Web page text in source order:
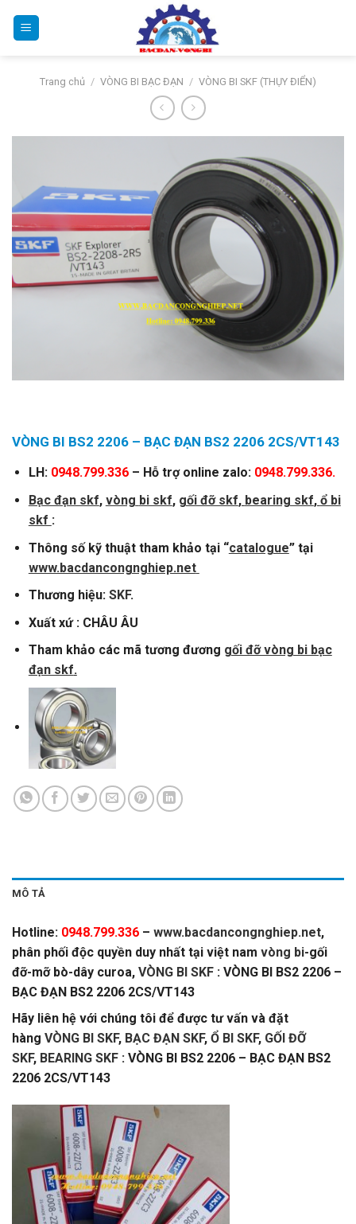
Trang chủ / VÒNG BI BẠC ĐẠN / VÒNG BI SKF (THỤY ĐIỂN)
VÒNG BI BS2 2206 – BẠC ĐẠN BS2 2206 2CS/VT143
LH:0948.799.336 – Hỗ trợ online zalo: 0948.799.336.
Bạc đạn skf, vòng bi skf, gối đỡ skf, bearing skf, ổ bi
skf :
Thông số kỹ thuật tham khảo tại “catalogue” tại
www.bacdancongnghiep.net
Thương hiệu: SKF.
Xuất xứ : CHÂU ÂU
Tham khảo các mã tương đương gối đỡ vòng bi bạc
đạn skf.
MÔ TẢ
Hotline: 0948.799.336 – www.bacdancongnghiep.net,
phân phối độc quyền duy nhất tại việt nam vòng bi-gối
đỡ-mỡ bò-dây curoa, VÒNG BI SKF : VÒNG BI BS2 2206 –
BẠC ĐẠN BS2 2206 2CS/VT143
Hãy liên hệ với chúng tôi để được tư vấn và đặt
hàng VÒNG BI SKF, BẠC ĐẠN SKF, Ổ BI SKF, GỐI ĐỠ
SKF, BEARING SKF : VÒNG BI BS2 2206 – BẠC ĐẠN BS2
2206 2CS/VT143